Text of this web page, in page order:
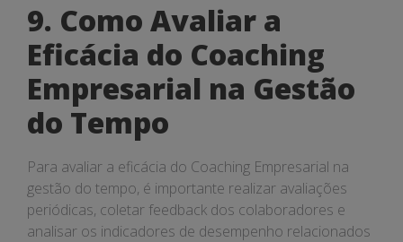
9. Como Avaliar a
Eficácia do Coaching
Empresarial na Gestão
do Tempo
Para avaliar a eficácia do Coaching Empresarial na
gestão do tempo, é importante realizar avaliações
periódicas, coletar feedback dos colaboradores e
analisar os indicadores de desempenho relacionados